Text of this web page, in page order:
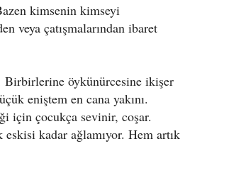
kimsenin kimseyi
veya çatışmalarından ibaret
Birbirlerine öykünürcesine ikişer
eniştem en cana yakını.
için çocukça sevinir, coşar.
kadar ağlamıyor. Hem artık